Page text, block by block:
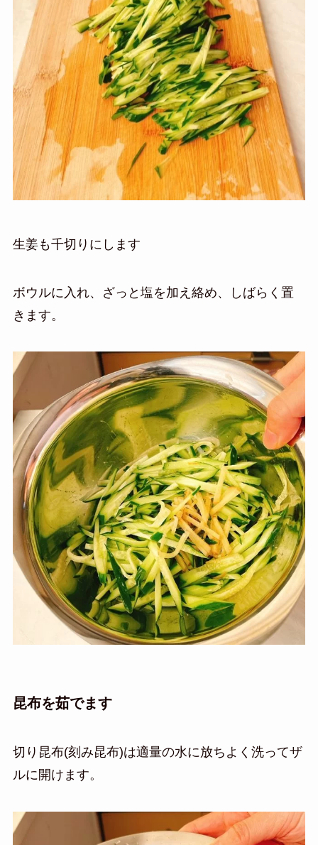
生姜も千切りにします
ボウルに入れ、ざっと塩を加え絡め、しばらく置
きます。
昆布を茹でます
切り昆布(刻み昆布)は適量の水に放ちよく洗ってザ
ルに開けます。